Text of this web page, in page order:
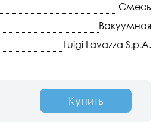
Смесь
Вакуумная
Luigi Lavazza S.p.A.
Купить